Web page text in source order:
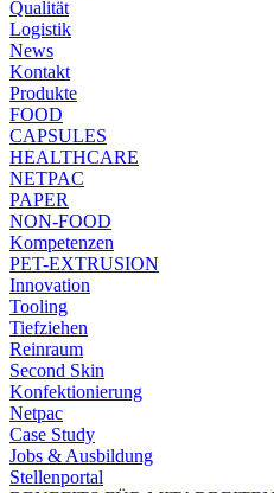
Qualität
Logistik
News
Kontakt
Produkte
FOOD
CAPSULES
HEALTHCARE
NETPAC
PAPER
NON-FOOD
Kompetenzen
PET-EXTRUSION
Innovation
Tooling
Tiefziehen
Reinraum
Second Skin
Konfektionierung
Netpac
Case Study
Jobs & Ausbildung
Stellenportal